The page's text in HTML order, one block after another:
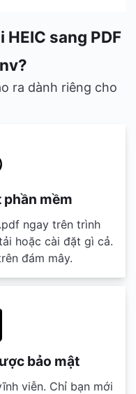
sang PDF
ra dành riêng cho
phần mềm
ngay trên trình
hoặc cài đặt gì cả.
đám mây.
bảo mật
viễn. Chỉ bạn mới